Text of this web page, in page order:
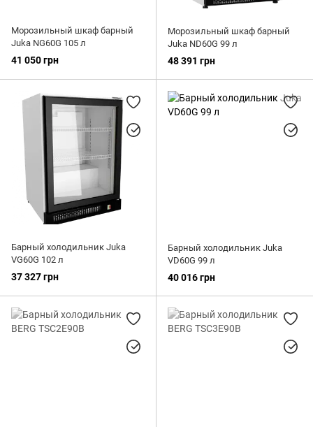
Морозильный шкаф барный
Juka NG60G 105 л
41 050 грн
Морозильный шкаф барный
Juka ND60G 99 л
48 391 грн
Барный холодильник Juka
VG60G 102 л
37 327 грн
Барный холодильник Juka
VD60G 99 л
40 016 грн